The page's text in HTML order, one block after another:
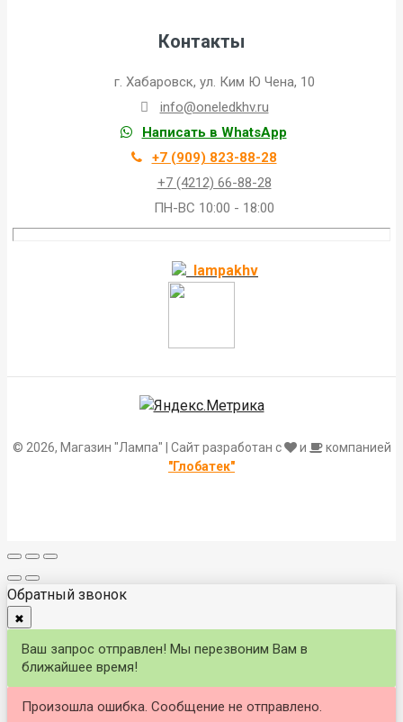
Контакты
г. Хабаровск, ул. Ким Ю Чена, 10
info@oneledkhv.ru
Написать в WhatsApp
+7 (909) 823-88-28
+7 (4212) 66-88-28
ПН-ВС 10:00 - 18:00
lampakhv
© 2026, Магазин "Лампа" | Сайт разработан с и
компанией
"Глобатек"
Обратный звонок
✖
Ваш запрос отправлен! Мы перезвоним Вам в
ближайшее время!
Произошла ошибка. Сообщение не отправлено.